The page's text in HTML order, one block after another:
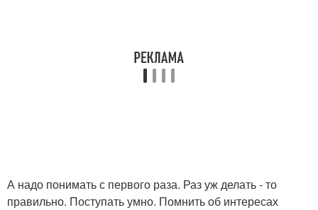
А надо понимать с первого раза. Раз уж делать - то
правильно. Поступать умно. Помнить об интересах